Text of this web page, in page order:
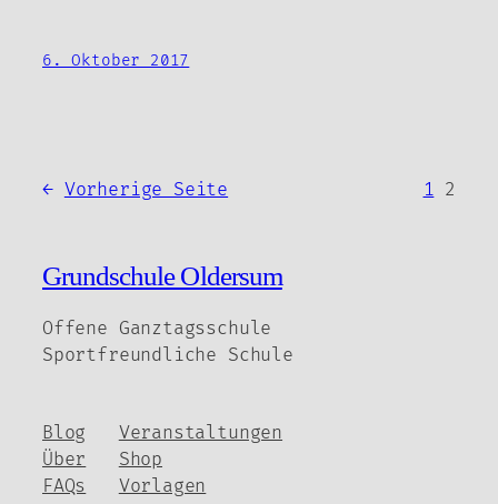
6. Oktober 2017
← Vorherige Seite 1 2
Grundschule Oldersum
Offene Ganztagsschule
Sportfreundliche Schule
Blog
Über
FAQs
Veranstaltungen
Shop
Vorlagen